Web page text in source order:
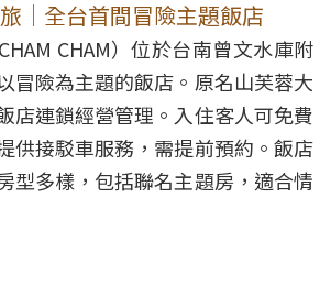
｜全台首間冒險主題飯店
CHAM）位於台南曾文水庫附
冒險為主題的飯店。原名山芙蓉大
店連鎖經營管理。入住客人可免費
供接駁車服務，需提前預約。飯店
型多樣，包括聯名主題房，適合情